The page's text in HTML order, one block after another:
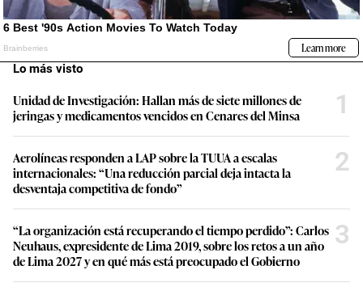
Lo más visto
Unidad de Investigación: Hallan más de siete millones de
jeringas y medicamentos vencidos en Cenares del Minsa
1
Aerolíneas responden a LAP sobre la TUUA a escalas
internacionales: “Una reducción parcial deja intacta la
desventaja competitiva de fondo”
2
“La organización está recuperando el tiempo perdido”: Carlos
Neuhaus, expresidente de Lima 2019, sobre los retos a un año
de Lima 2027 y en qué más está preocupado el Gobierno
3